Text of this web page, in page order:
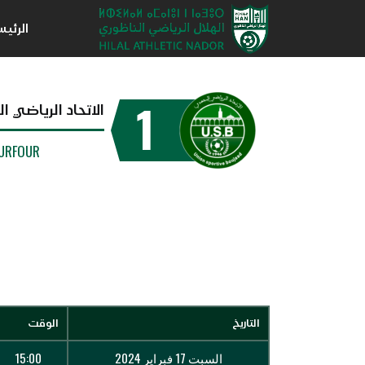
1 الاتحاد الرياضي
التاريخ الوقت
السبت 17 فبراير 2024 15:00